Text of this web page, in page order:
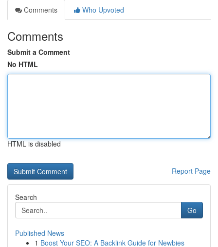
Comments
Who Upvoted
Comments
Submit a Comment
No HTML
HTML is disabled
Report Page
Search
Go
Published News
1 Boost Your SEO: A Backlink Guide for Newbies